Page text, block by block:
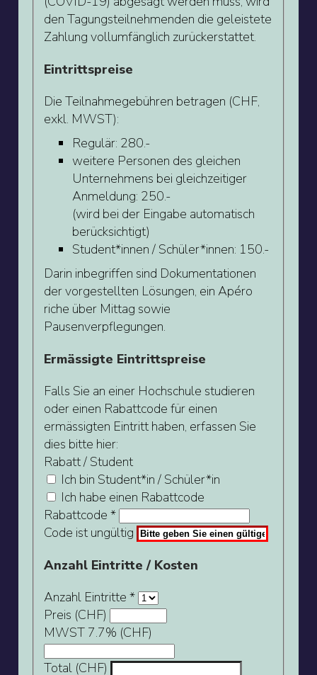
den Tagungsteilnehmenden die geleistete
Zahlung vollumfänglich zurückerstattet.
Eintrittspreise
Die Teilnahmegebühren betragen (CHF,
exkl. MWST):
Regulär: 280.-
weitere Personen des gleichen
Unternehmens bei gleichzeitiger
Anmeldung: 250.-
(wird bei der Eingabe automatisch
berücksichtigt)
Student*innen / Schüler*innen: 150.-
Darin inbegriffen sind Dokumentationen
der vorgestellten Lösungen, ein Apéro
riche über Mittag sowie
Pausenverpflegungen.
Ermässigte Eintrittspreise
Falls Sie an einer Hochschule studieren
oder einen Rabattcode für einen
ermässigten Eintritt haben, erfassen Sie
dies bitte hier:
Rabatt / Student
Ich bin Student*in / Schüler*in
Ich habe einen Rabattcode
Rabattcode *
Code ist ungültig
Anzahl Eintritte / Kosten
Anzahl Eintritte *
Preis (CHF)
MWST 7.7% (CHF)
Total (CHF)